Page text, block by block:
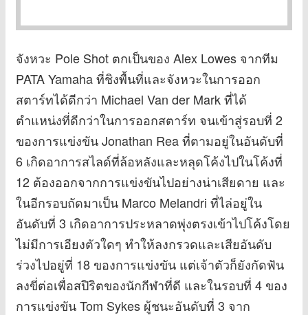
จังหวะ Pole Shot ตกเป็นของ Alex Lowes จากทีม
PATA Yamaha ที่ชิงพื้นที่และจังหวะในการออก
สตาร์ทได้ดีกว่า Michael Van der Mark ที่ได้
ตำแหน่งที่ดีกว่าในการออกสตาร์ท จนเข้าสู่รอบที่ 2
ของการแข่งขัน Jonathan Rea ที่ตามอยู่ในอันดับที่
6 เกิดอาการสไลด์ที่ล้อหลังและหลุดโค้งไปในโค้งที่
12 ต้องออกจากการแข่งขันไปอย่างน่าเสียดาย และ
ในอีกรอบถัดมาเป็น Marco Melandri ที่ไล่อยู่ใน
อันดับที่ 3 เกิดอาการประหลาดพุ่งตรงเข้าไปโค้งโดย
ไม่มีการเอียงตัวใดๆ ทำให้ลงกรวดและเสียอันดับ
ร่วงไปอยู่ที่ 18 ของการแข่งขัน แต่เจ้าตัวก็ยังกัดฟัน
ลงขี่ต่อเพื่อสปิริตของนักกีฬาที่ดี และในรอบที่ 4 ของ
การแข่งขัน Tom Sykes ผู้ชนะอันดับที่ 3 จาก